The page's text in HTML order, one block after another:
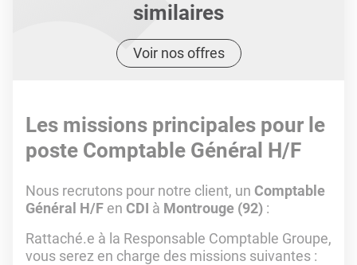
similaires
Voir nos offres
Les missions principales pour le
poste Comptable Général H/F
Nous recrutons pour notre client, un Comptable
Général H/F en CDI à Montrouge (92) :
Rattaché.e à la Responsable Comptable Groupe,
vous serez en charge des missions suivantes :